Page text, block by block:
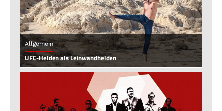
Allgemein
UFC-Helden als Leinwandhelden